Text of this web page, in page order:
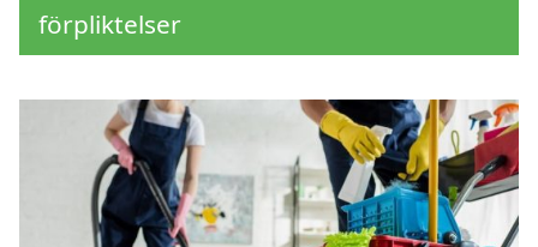
förpliktelser